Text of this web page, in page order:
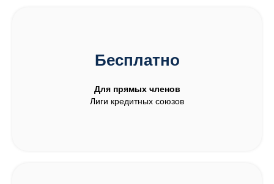
Бесплатно
Для прямых членов
Лиги кредитных союзов